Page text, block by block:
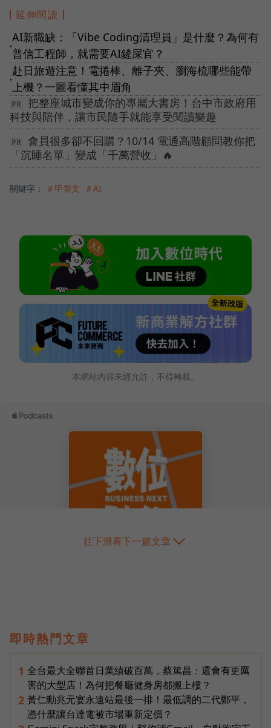
延伸閱讀
●
AI新職缺：「Vibe Coding清理員」是什麼？為何有
普信工程師，就需要AI鏟屎官？
●
赴日旅遊注意！電捲棒、離子夾、瀏海梳哪些能帶
上機？一圖看懂其中眉角
把整座城市變成你的專屬大書房！台中市政府用
科技與陪伴，讓市民隨手就能享受閱讀樂趣
會員很多卻不回購？10/14 電通高階顧問教你把
「沉睡名單」變成「千萬營收」🔥
關鍵字： ＃甲骨文 ＃AI
本網站內容未經允許，不得轉載。
往下滑看下一篇文章
即時熱門文章
1 全台最大全聯首日業績破百萬，蔡篤昌：還會有更厲
害的大型店！為何把餐廳健身房都搬上樓？
2 黃仁勳兆元宴永遠站最後一排！最低調的二代鄭平，
憑什麼讓台達電被市場重新定價？